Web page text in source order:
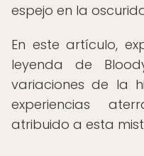
espejo en la
En este artículo,
leyenda de
variaciones de la
experiencias
atribuido a esta